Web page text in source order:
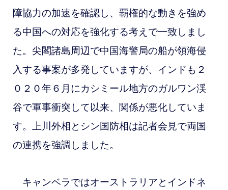
障協力の加速を確認し、覇権的な動きを強め
る中国への対応を強化する考えで一致しまし
た。 尖閣諸島周辺で中国海警局の船が領海侵
入する事案が多発していますが、インドも２
０２０年６月にカシミール地方のガルワン渓
谷で軍事衝突して以来、関係が悪化していま
す。上川外相とシン国防相は記者会見で両国
の連携を強調しました。
キャンベラではオーストラリアとインドネ